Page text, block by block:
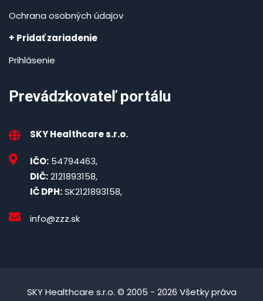
Ochrana osobných údajov
+ Pridať zariadenie
Prihlásenie
Prevádzkovateľ portálu
SKY Healthcare s.r.o.
IČO: 54794463,
DIČ:2121893158,
IČ DPH:SK2121893158,
info@zzz.sk
SKY Healthcare s.r.o. © 2005 - 2026 Všetky práva